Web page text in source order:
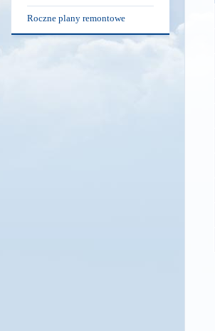
Roczne plany remontowe